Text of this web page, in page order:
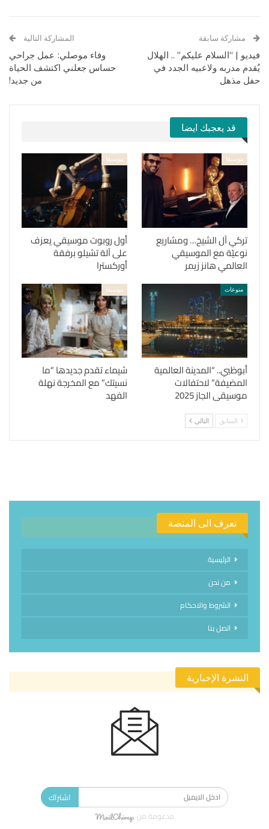
مشاركة سابقة
فيديو | “السلام عليكم” .. الهلال
يُقدم مدربه ولاعبيه الجدد في
حفل مذهل
المشاركة التالية
وفاء موصلي: عمل جراحي
حساس جعلني اكتشف الحياة
من جديد!
قد يعجبك ايضا
موسيقا
تركي آل الشيخ… ومشاريع
نوعيّة مع الموسيقي
العالمي هانز زيمر
موسيقا
أول روبوت موسيقي يعزف
على آلة تشيلو برفقة
أوركسترا
منوعات
أبوظبي.. “المدينة العالمية
المضيفة” لاحتفالات
موسيقى الجاز 2025
موسيقا
شيماء تقدم جديدها “ما
نسيتك” مع المخرجة نهلة
الفهد
السابق التالي
تعرف الى المنصة
الرئيسية
من نحن
الشروط والاحكام
اتصل بنا
النشرة الإخبارية
اشتراك
مدعومة من